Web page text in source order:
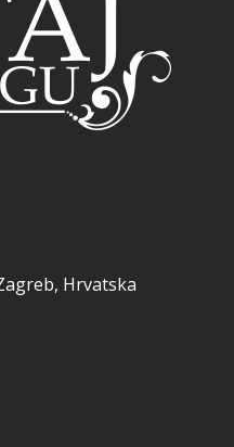
Hrvatska